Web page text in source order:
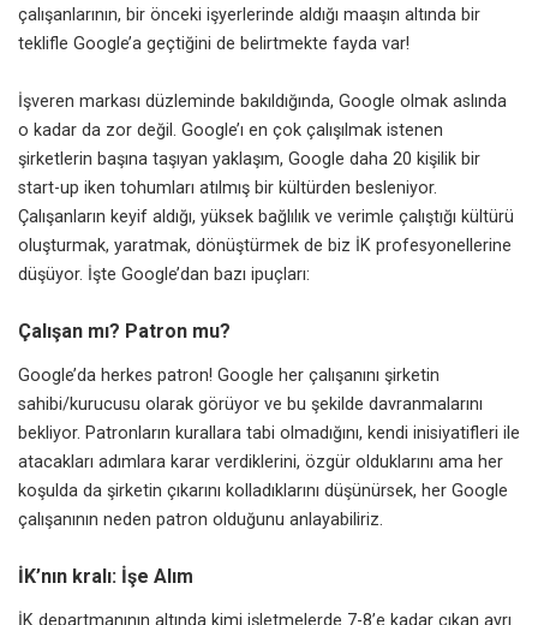
çalışanlarının, bir önceki işyerlerinde aldığı maaşın altında bir
teklifle Google’a geçtiğini de belirtmekte fayda var!
İşveren markası düzleminde bakıldığında, Google olmak aslında
o kadar da zor değil. Google’ı en çok çalışılmak istenen
şirketlerin başına taşıyan yaklaşım, Google daha 20 kişilik bir
start-up iken tohumları atılmış bir kültürden besleniyor.
Çalışanların keyif aldığı, yüksek bağlılık ve verimle çalıştığı kültürü
oluşturmak, yaratmak, dönüştürmek de biz İK profesyonellerine
düşüyor. İşte Google’dan bazı ipuçları:
Çalışan mı? Patron mu?
Google’da herkes patron! Google her çalışanını şirketin
sahibi/kurucusu olarak görüyor ve bu şekilde davranmalarını
bekliyor. Patronların kurallara tabi olmadığını, kendi inisiyatifleri ile
atacakları adımlara karar verdiklerini, özgür olduklarını ama her
koşulda da şirketin çıkarını kolladıklarını düşünürsek, her Google
çalışanının neden patron olduğunu anlayabiliriz.
İK’nın kralı: İşe Alım